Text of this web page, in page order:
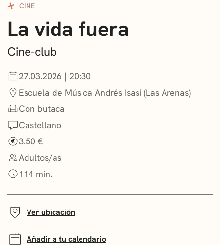
NOTICIAS
GETXO KULTURA
ASOCIACIONES CULTURALES
CINE
La vida fuera
Cine-club
27.03.2026 | 20:30
Escuela de Música Andrés Isasi (Las Arenas)
Con butaca
Castellano
3.50 €
Adultos/as
114 min.
Ver ubicación
Añadir a tu calendario